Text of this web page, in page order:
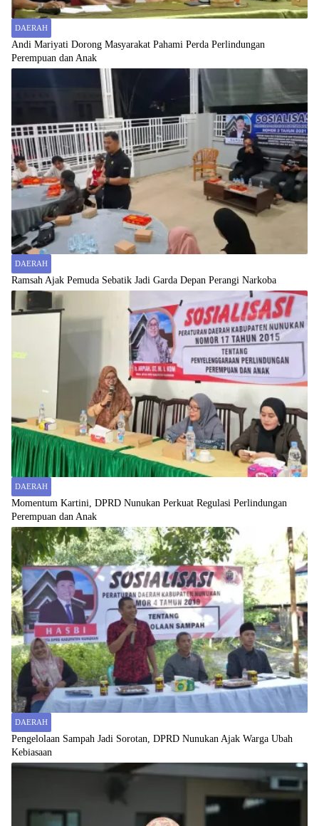
DAERAH
Andi Mariyati Dorong Masyarakat Pahami Perda Perlindungan
Perempuan dan Anak
DAERAH
Ramsah Ajak Pemuda Sebatik Jadi Garda Depan Perangi Narkoba
DAERAH
Momentum Kartini, DPRD Nunukan Perkuat Regulasi Perlindungan
Perempuan dan Anak
DAERAH
Pengelolaan Sampah Jadi Sorotan, DPRD Nunukan Ajak Warga Ubah
Kebiasaan